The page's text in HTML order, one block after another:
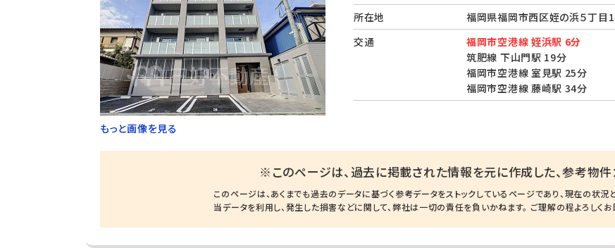
もっと画像を見る
所在地
福岡県福岡市西区姪の浜５丁
交通
福岡市空港線 姪浜駅 6分
筑肥線 下山門駅 19分
福岡市空港線 室見駅 25分
福岡市空港線 藤崎駅 34分
※このページは、過去に掲載された情報を元に作成した、参考物件
このページは、あくまでも過去のデータに基づく参考データをストックしているページであり、現在の状況
当データを利用し、発生した損害などに関して、弊社は一切の責任を負いかねます。 ご理解の程よろしくお